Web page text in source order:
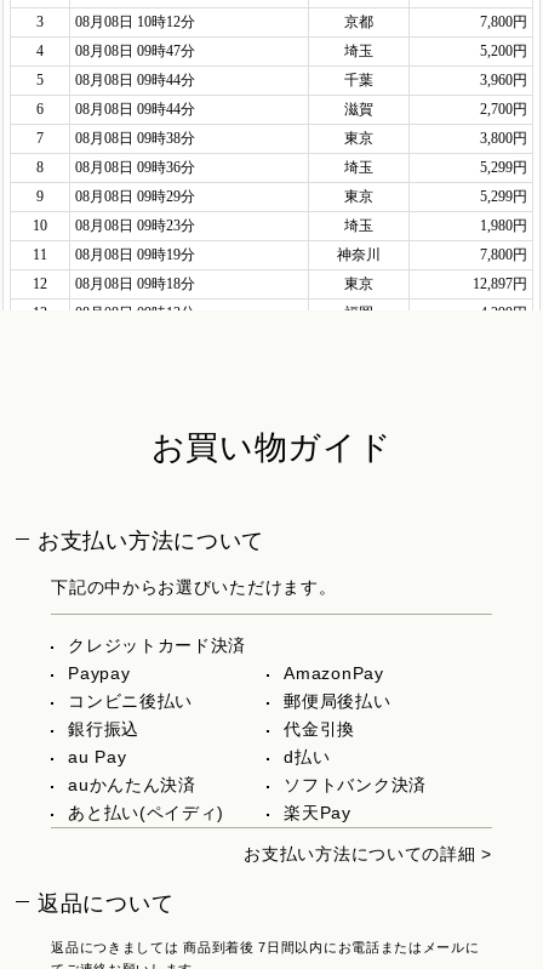
お買い物ガイド
お支払い方法について
下記の中からお選びいただけます。
クレジットカード決済
Paypay
AmazonPay
コンビニ後払い
郵便局後払い
銀行振込
代金引換
au Pay
d払い
auかんたん決済
ソフトバンク決済
あと払い(ペイディ)
楽天Pay
お支払い方法についての詳細 >
返品について
返品につきましては 商品到着後 7日間以内にお電話またはメールに